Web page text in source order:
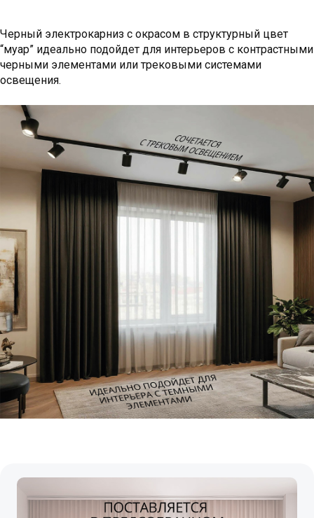
Черный электрокарниз с окрасом в структурный цвет
“муар” идеально подойдет для интерьеров с контрастными
черными элементами или трековыми системами
освещения.